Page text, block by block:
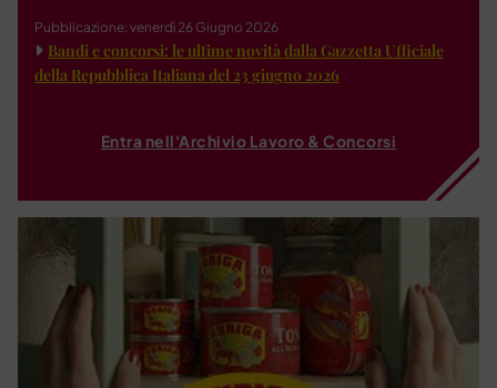
Pubblicazione: venerdì 26 Giugno 2026
Bandi e concorsi: le ultime novità dalla Gazzetta Ufficiale
della Repubblica Italiana del 23 giugno 2026
Entra nell'Archivio Lavoro & Concorsi